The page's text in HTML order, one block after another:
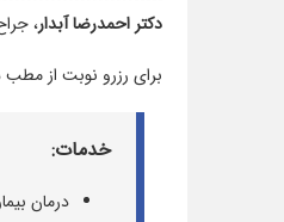
دکتر احمدرضا آبدار،
برای رزرو نوبت از مطب
خدمات:
درمان